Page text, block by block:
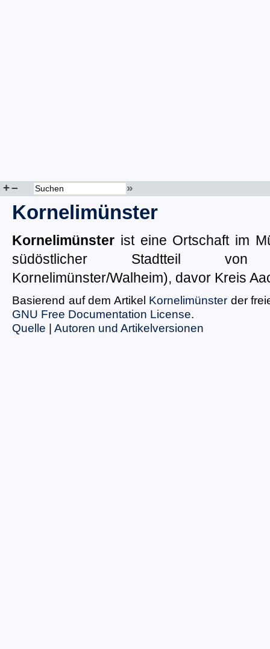
+– »
Kornelimünster
Kornelimünster ist eine Ortschaft im
südöstlicher Stadtteil von
Kornelimünster/Walheim), davor Kreis
Basierend auf dem Artikel Kornelimünster der
GNU Free Documentation License.
Quelle | Autoren und Artikelversionen